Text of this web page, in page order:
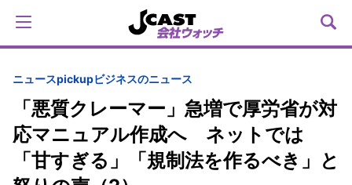
ニュースpickupビジネスのニュース
「悪質クレーマー」急増で厚労省が対
応マニュアル作成へ ネットでは
「甘すぎる」「規制法を作るべき」と